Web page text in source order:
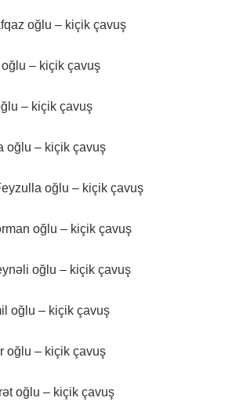
oğlu – kiçik çavuş
– kiçik çavuş
– kiçik çavuş
oğlu – kiçik çavuş
oğlu – kiçik çavuş
oğlu – kiçik çavuş
oğlu – kiçik çavuş
oğlu – kiçik çavuş
oğlu – kiçik çavuş
oğlu – kiçik çavuş